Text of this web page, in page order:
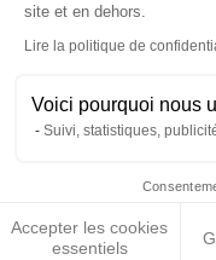
site et en dehors.
Lire la politique de
Voici pourquoi nous
Suivi, statistiques,
Accepter les cookies
essentiels
Ces